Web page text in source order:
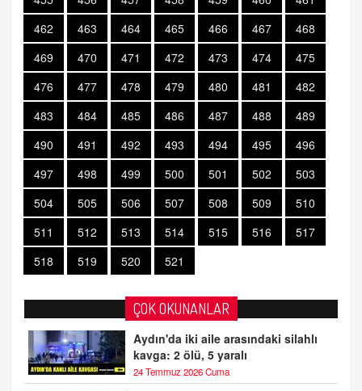
462
463 464 465 466 467
468
469
470 471 472 473 474
475
476
477 478 479 480 481
482
483
484 485 486 487 488
489
490
491 492 493 494 495
496
497
498 499 500 501 502
503
504
505 506 507 508 509
510
511
512 513 514 515 516
517
518
519 520 521
ÇOK OKUNANLAR
Aydın'da iki aile arasındaki silahlı
kavga: 2 ölü, 5 yaralı
24 Temmuz 2026 Cuma